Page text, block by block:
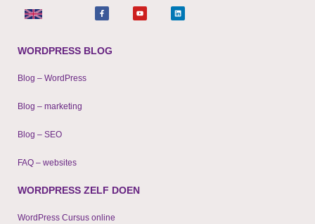
F
a
c
o
k
Y
o
u
L
i
n
WORDPRESS BLOG
Blog – WordPress
Blog – marketing
Blog – SEO
FAQ – websites
WORDPRESS ZELF DOEN
WordPress Cursus online